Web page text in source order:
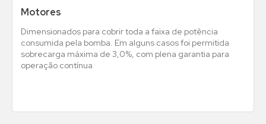
Motores
Dimensionados para cobrir toda a faixa de potência
consumida pela bomba. Em alguns casos foi permitida
sobrecarga máxima de 3,0%, com plena garantia para
operação contínua